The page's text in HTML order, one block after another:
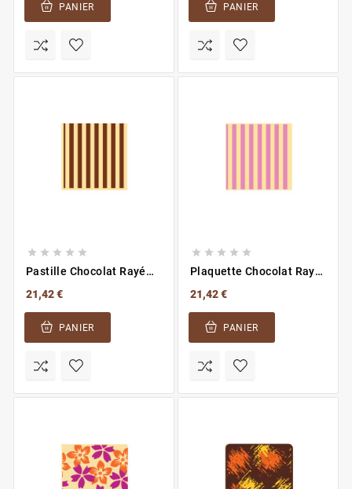
PANIER PANIER
    
Pastille Chocolat Rayé
21,42 €
PANIER
    
Plaquette Chocolat Rayé
21,42 €
PANIER